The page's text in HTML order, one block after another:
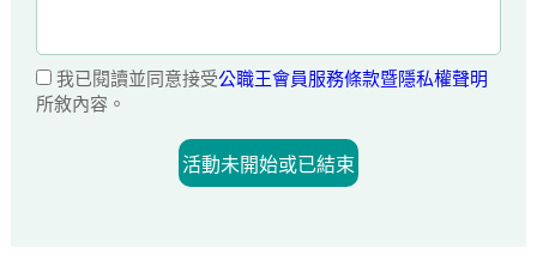
我已閱讀並同意接受公職王會員服務條款暨隱私權聲明
所敘內容。
活動未開始或已結束